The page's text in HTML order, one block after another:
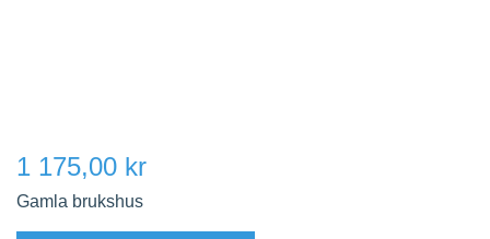
1 175,00 kr
Gamla brukshus